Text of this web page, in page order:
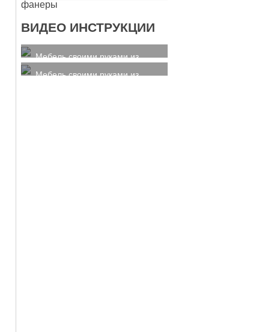
ВИДЕО ИНСТРУКЦИИ
Мебель своими руками из
Мебель своими руками из